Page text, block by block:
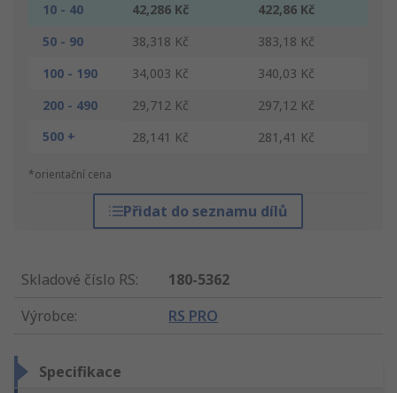
10 - 40 42,286 Kč
422,86 Kč
50 - 90
38,318 Kč
383,18 Kč
100 - 190
34,003 Kč
340,03 Kč
200 - 490
29,712 Kč
297,12 Kč
500 +
28,141 Kč 281,41 Kč
*orientační cena
Přidat do seznamu dílů
Skladové číslo RS:
180-5362
Výrobce: RS PRO
Specifikace